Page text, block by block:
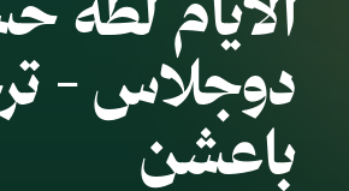
دوجلاس -
باعشن